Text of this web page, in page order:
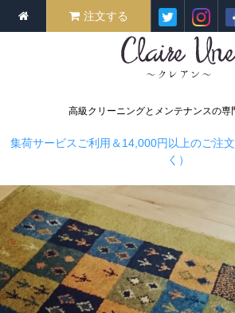
高級クリーニングとメンテナンスの専
注文する
集荷サービスご利用＆14,000円以上のご注
く）